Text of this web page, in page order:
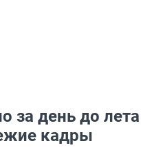
за день до лета
кадры